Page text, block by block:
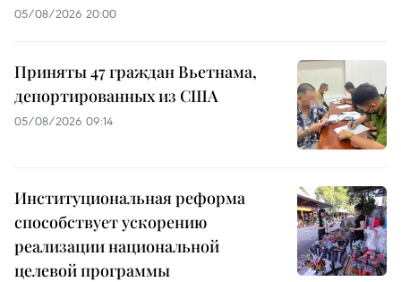
05/08/2026 20:00
Приняты 47 граждан Вьетнама,
депортированных из США
05/08/2026 09:14
Институциональная реформа
способствует ускорению
реализации национальной
целевой программы